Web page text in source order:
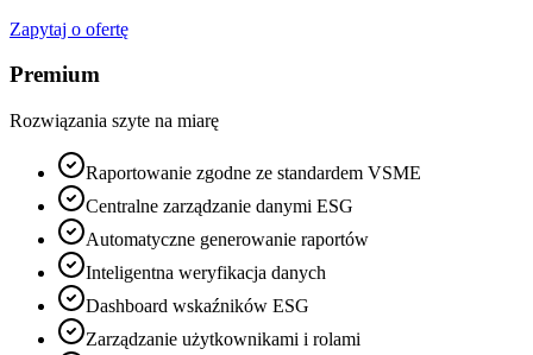
Zapytaj o ofertę
Premium
Rozwiązania szyte na miarę
Raportowanie zgodne ze standardem VSME
Centralne zarządzanie danymi ESG
Automatyczne generowanie raportów
Inteligentna weryfikacja danych
Dashboard wskaźników ESG
Zarządzanie użytkownikami i rolami